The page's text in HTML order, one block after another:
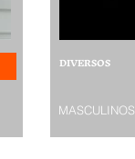
DIVERSOS
MASCULINOS